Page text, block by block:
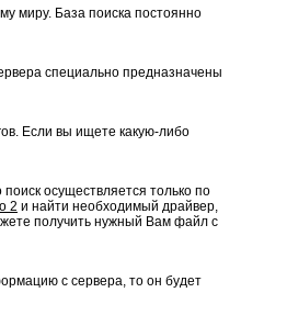
миру. База поиска постоянно
специально предназначены
Если вы ищете какую-либо
осуществляется только по
2 и найти необходимый драйвер,
получить нужный Вам файл с
с сервера, то он будет